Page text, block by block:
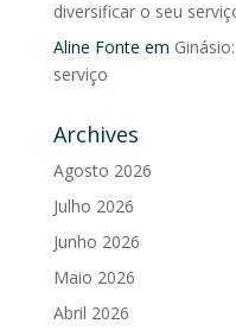
diversificar o seu
Aline Fonte em
serviço
Archives
Agosto 2026
Julho 2026
Junho 2026
Maio 2026
Abril 2026